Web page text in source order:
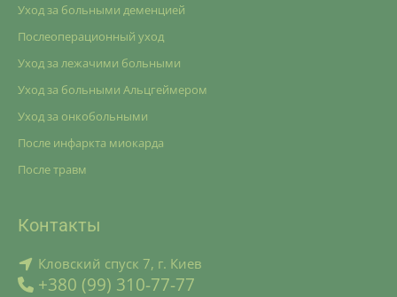
Уход за больными деменцией
Послеоперационный уход
Уход за лежачими больными
Уход за больными Альцгеймером
Уход за онкобольными
После инфаркта миокарда
После травм
Контакты
Кловский спуск 7, г. Киев
+380 (99) 310-77-77